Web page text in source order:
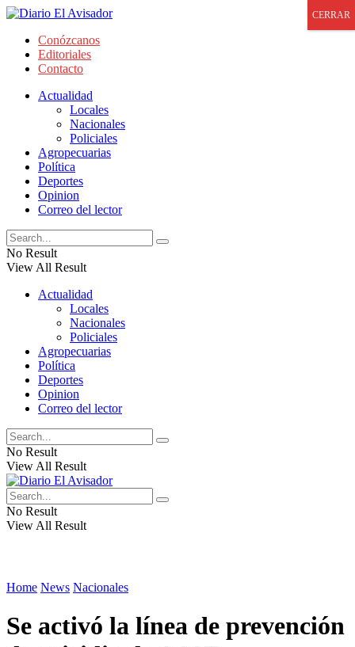
Conózcanos
Editoriales
Contacto
Actualidad
Locales
Nacionales
Policiales
Agropecuarias
Política
Deportes
Opinion
Correo del lector
No Result
View All Result
Actualidad
Locales
Nacionales
Policiales
Agropecuarias
Política
Deportes
Opinion
Correo del lector
No Result
View All Result
No Result
View All Result
Home News Nacionales
Se activó la línea de prevención
CERRAR